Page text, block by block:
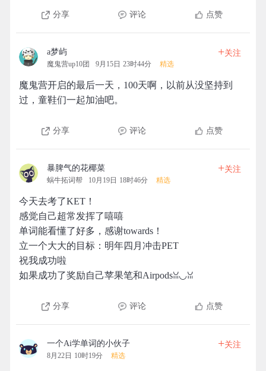
分享 评论 点赞
a梦屿
魔鬼营up10团 9月15日 23时44分 精选
+关注
魔鬼营开启的最后一天，100天啊，以前从没坚持到
过，童鞋们一起加油吧。
分享 评论 点赞
暴脾气的花椰菜
蜗牛拓词帮 10月19日 18时46分 精选
+关注
今天去考了KET！
感觉自己超常发挥了嘻嘻
单词能看懂了好多，感谢towards！
立一个大大的目标：明年四月冲击PET
祝我成功啦
如果成功了奖励自己苹果笔和Airpodsꈍ◡ꈍ
分享 评论 点赞
一个Ai学单词的小伙子
8月22日 10时19分 精选
+关注